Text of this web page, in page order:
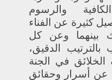
والرسوم
كثيرة عن الفناء
بينهما وعن كل
الدقيق،
في الجنة
عن أسرار وحقائق